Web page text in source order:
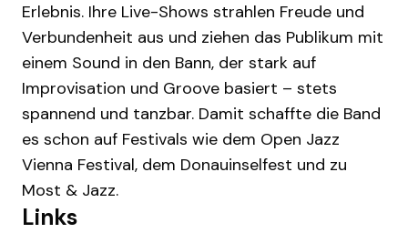
Erlebnis. Ihre Live-Shows strahlen Freude und
Verbundenheit aus und ziehen das Publikum mit
einem Sound in den Bann, der stark auf
Improvisation und Groove basiert – stets
spannend und tanzbar. Damit schaffte die Band
es schon auf Festivals wie dem Open Jazz
Vienna Festival, dem Donauinselfest und zu
Most & Jazz.
Links